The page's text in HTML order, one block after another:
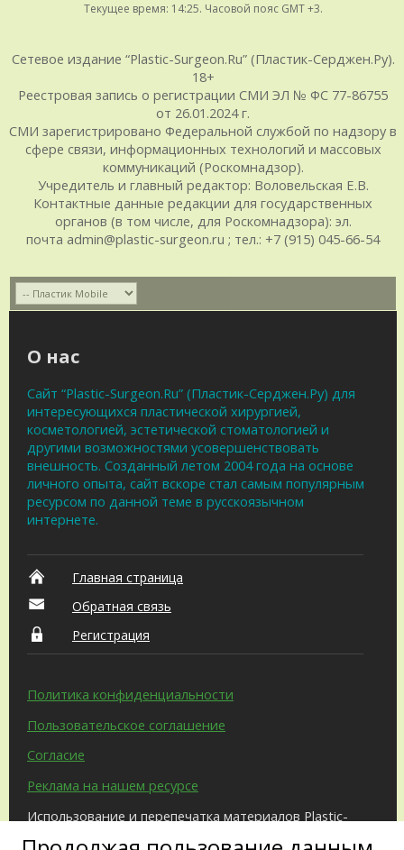
Текущее время: 14:25. Часовой пояс GMT +3.
Сетевое издание “Plastic-Surgeon.Ru” (Пластик-Серджен.Ру).
18+
Реестровая запись о регистрации СМИ ЭЛ № ФС 77-86755
от 26.01.2024 г.
СМИ зарегистрировано Федеральной службой по надзору в
сфере связи, информационных технологий и массовых
коммуникаций (Роскомнадзор).
Учредитель и главный редактор: Воловельская Е.В.
Контактные данные редакции для государственных
органов (в том числе, для Роскомнадзора): эл.
почта admin@plastic-surgeon.ru ; тел.: +7 (915) 045-66-54
О нас
Сайт “Plastic-Surgeon.Ru” (Пластик-Серджен.Ру) для
интересующихся пластической хирургией,
косметологией, эстетической стоматологией и
другими возможностями усовершенствовать
внешность. Созданный летом 2004 года на основе
личного опыта, сайт вскоре стал самым популярным
ресурсом по данной теме в русскоязычном
интернете.
Главная страница
Обратная связь
Регистрация
Политика конфиденциальности
Пользовательское соглашение
Согласие
Реклама на нашем ресурсе
Использование и перепечатка материалов Plastic-